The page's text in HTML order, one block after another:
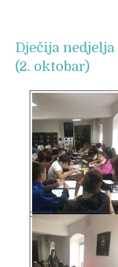
Dječija
(2. oktobar)